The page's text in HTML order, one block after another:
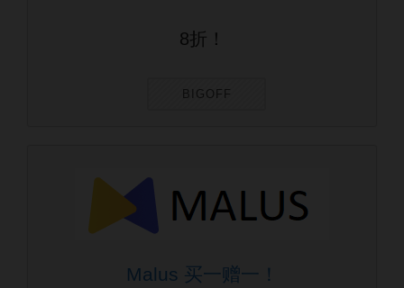
8折！
BIGOFF
Malus 买一赠一！